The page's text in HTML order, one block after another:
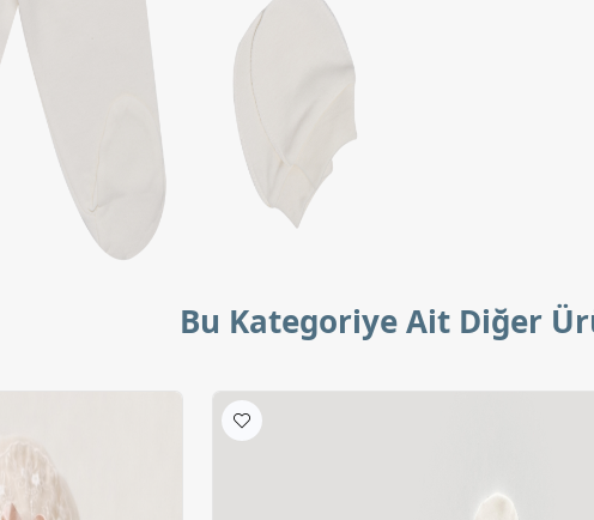
Bu Kategoriye Ait Diğer